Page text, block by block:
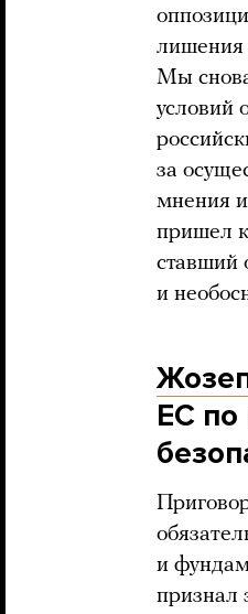
лишения
Мы
условий
за
мнения
пришел к
ставший
и
ЕС по
и
признал